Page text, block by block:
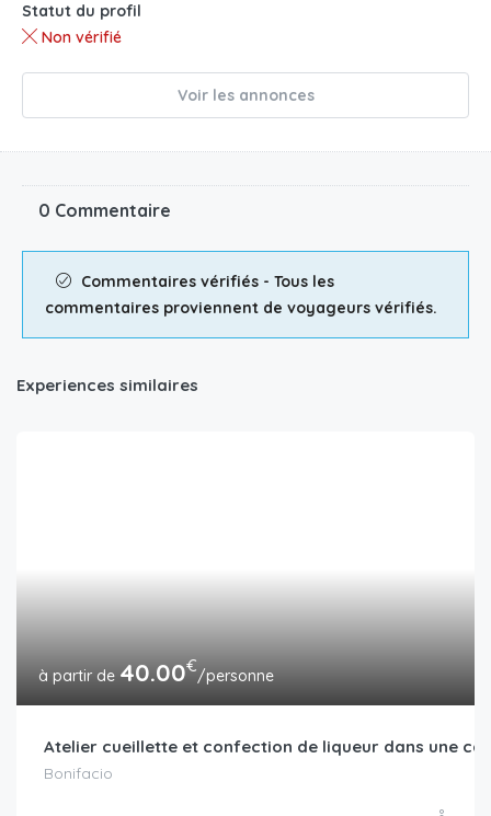
Statut du profil
Non vérifié
Voir les annonces
0 Commentaire
Commentaires vérifiés - Tous les
commentaires proviennent de voyageurs vérifiés.
Experiences similaires
40.00€/personne
Atelier cueillette et confection de liqueur dans une
Bonifacio